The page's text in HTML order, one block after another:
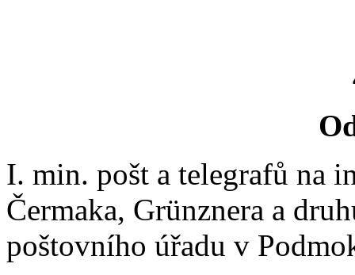
I. min. pošt a telegrafů na
Čermaka, Grünznera a
poštovního úřadu v